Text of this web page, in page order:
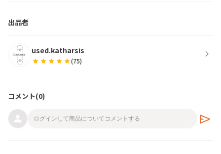
出品者
used.katharsis
star star star star star(75) chevron_right
コメント(0)
send